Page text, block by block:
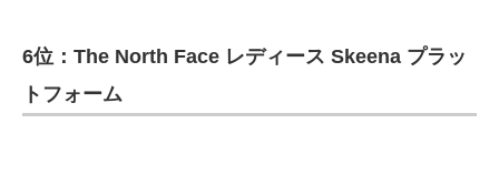
6位：The North Face レディース Skeena プラッ
トフォーム